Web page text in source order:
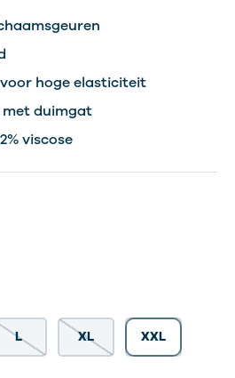
hoge elasticiteit
met duimgat
viscose
L XL XXL